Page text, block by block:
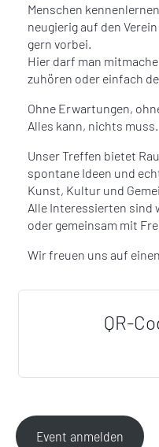
Menschen
neugierig auf den
gern vorbei.
Hier darf man
zuhören oder einfach
Ohne Erwartungen,
Alles kann, nichts muss.
Unser Treffen bietet
spontane Ideen und
Kunst, Kultur und
Alle Interessierten sind
oder gemeinsam mit
Wir freuen uns auf
QR-
Event anmelden